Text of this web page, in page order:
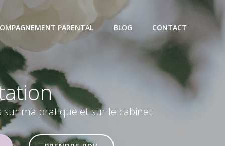
PARENTAL BLOG CONTACT
sur ma pratique et sur le cabinet